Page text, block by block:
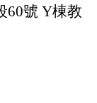
60號 Y棟教